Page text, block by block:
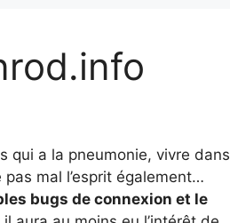
qui a la pneumonie, vivre dans
pas mal l’esprit également…
bugs de connexion et le